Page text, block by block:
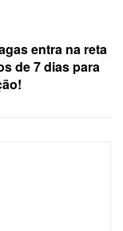
entra na reta
de 7 dias para